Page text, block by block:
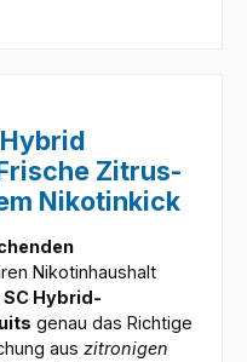
Zitrus-
Nikotinkick
Nikotinhaushalt
SC Hybrid-
genau das Richtige
aus zitronigen